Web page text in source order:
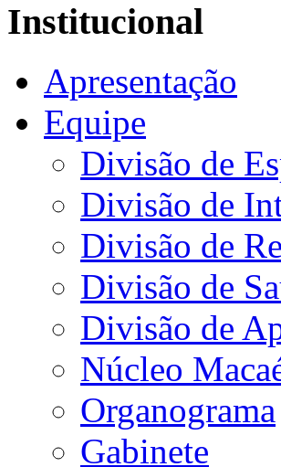
Institucional
Apresentação
Equipe
Divisão de
Divisão de
Divisão de
Divisão de
Divisão de
Núcleo
Organograma
Gabinete